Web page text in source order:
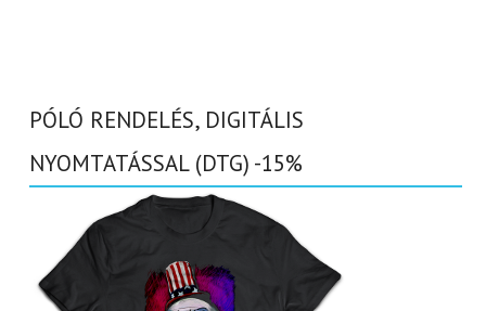
PÓLÓ RENDELÉS, DIGITÁLIS
NYOMTATÁSSAL (DTG) -15%